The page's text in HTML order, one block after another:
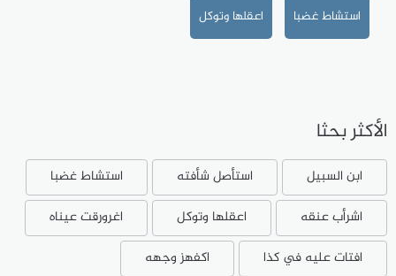
استشاط غضبا اعقلها وتوكل
الأكثر بحثا
ابن السبيل استأصل شأفته
استشاط غضبا
اشرأب عنقه
اعقلها وتوكل
اغرورقت عيناه
افتات عليه في كذا
اكفهز وجهه